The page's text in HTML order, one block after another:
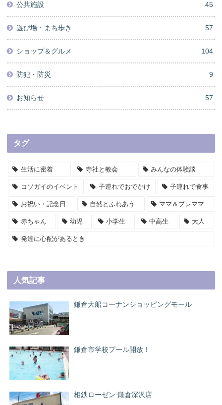
公共施設 45
遊び場・まち歩き 57
ショップ＆グルメ 104
防犯・防災 9
お知らせ 57
タグ
小学生
幼児
子連れでおでかけ
大人
生活に密着
赤ちゃん
ママ＆プレママ
子連れで食事
お祝い・記念日
コソガイのイベント
中高生
発達に心配があるとき
自然とふれあう
寺社と教会 みんなの体験談
人気記事
鎌倉大船コーナンショッピングモール
鎌倉市学校プール開放！
相鉄ローゼン 鎌倉深沢店